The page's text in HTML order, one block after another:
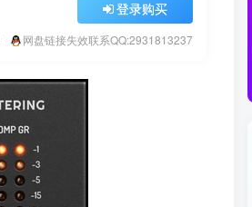
登录购买
网盘链接失效联系QQ:2931813237